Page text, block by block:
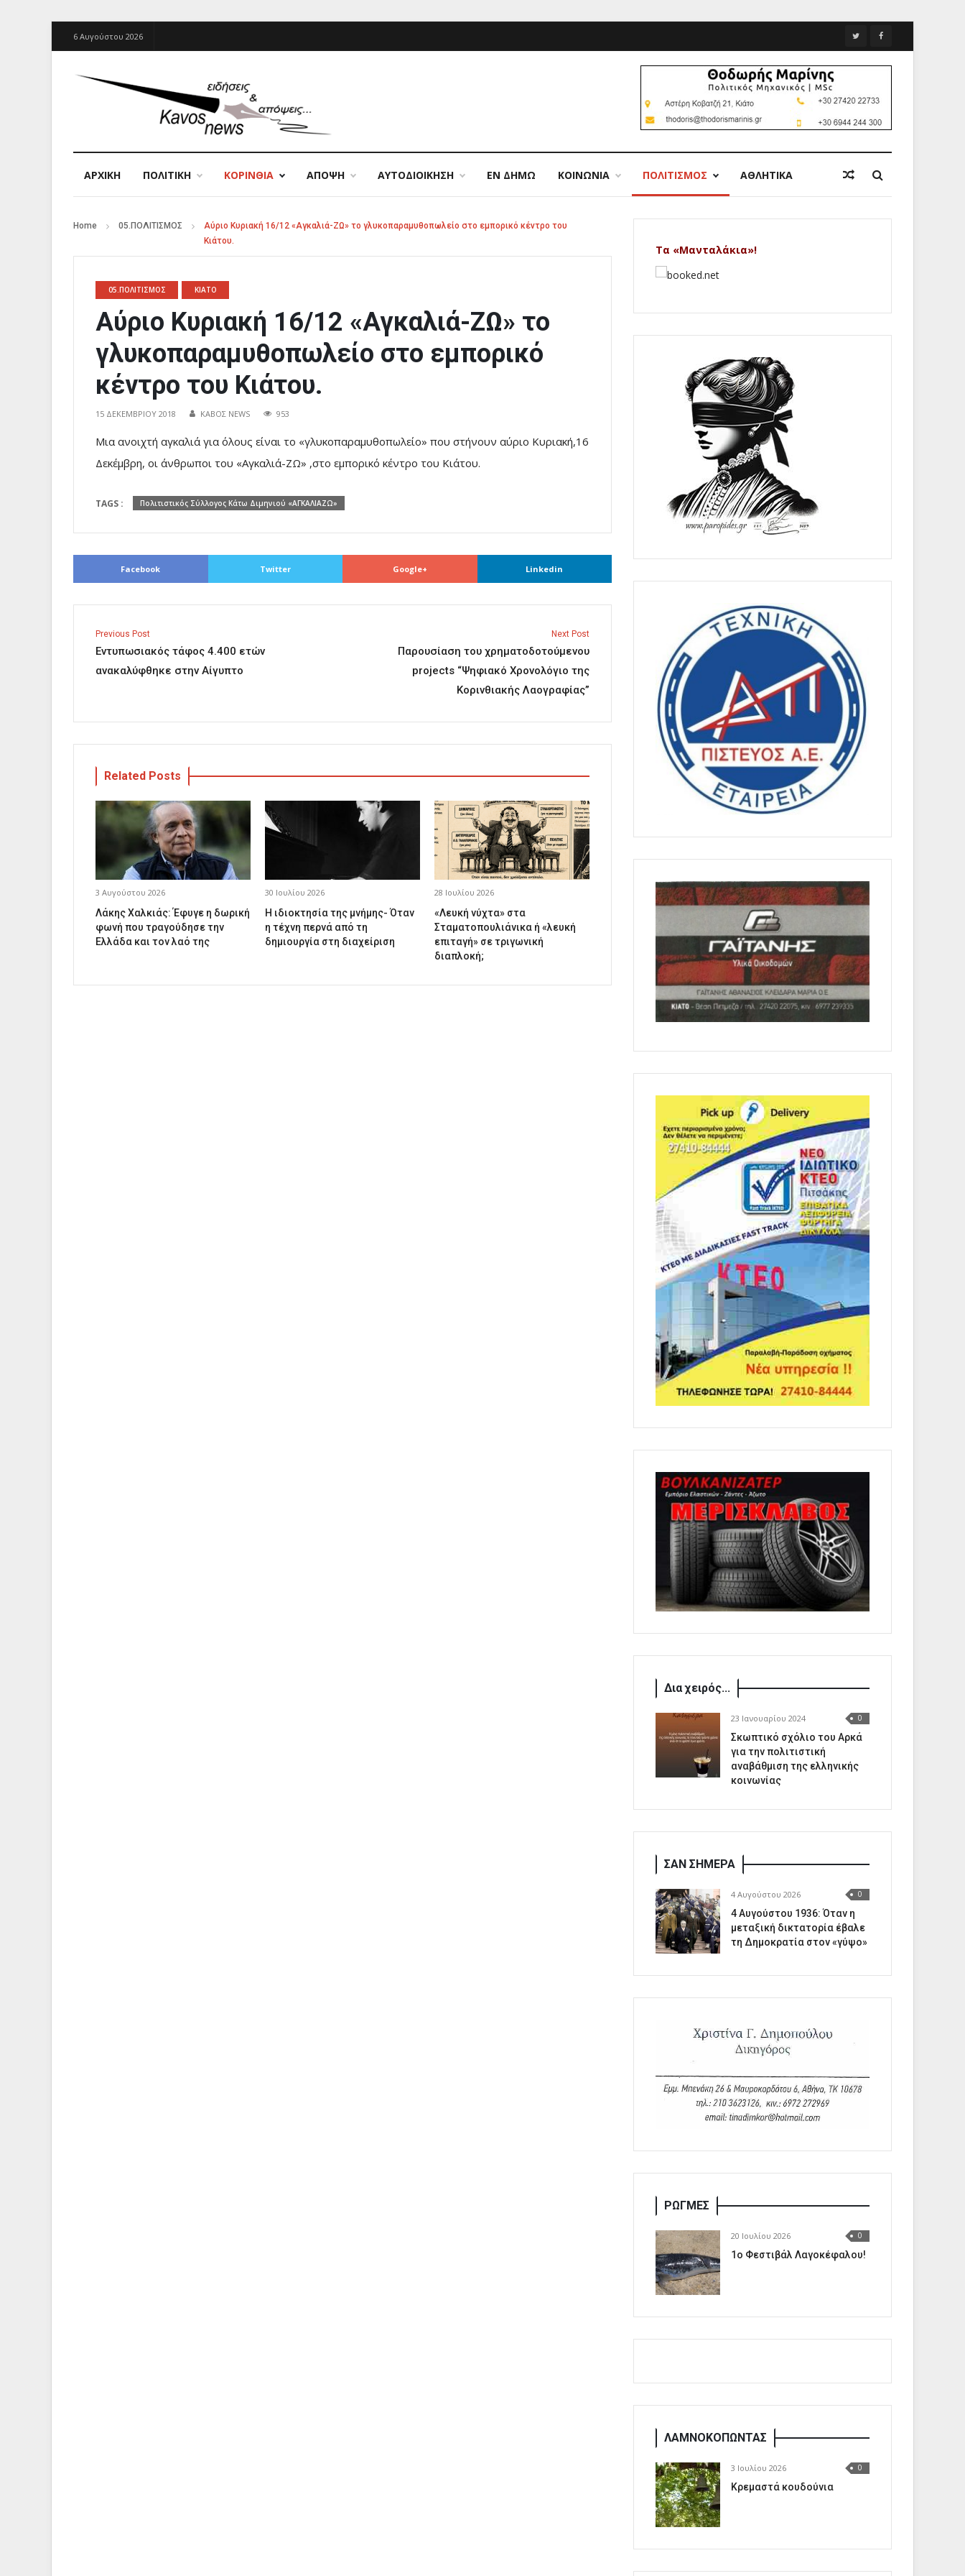
6 Αυγούστου 2026
ΑΡΧΙΚΉ ΠΟΛΙΤΙΚΗ ΚΟΡΙΝΘΙΑ ΑΠΟΨΗ ΑΥΤΟΔΙΟΙΚΗΣΗ ΕΝ ΔΗΜΩ ΚΟΙΝΩΝΙΑ ΠΟΛΙΤΙΣΜΟΣ ΑΘΛΗΤΙΚΑ
Home 05.ΠΟΛΙΤΙΣΜΟΣ
Αύριο Κυριακή 16/12 «Αγκαλιά-ΖΩ» το γλυκοπαραμυθοπωλείο στο εμπορικό κέντρο του
Κιάτου.
05.ΠΟΛΙΤΙΣΜΟΣ ΚΙΑΤΟ
Αύριο Κυριακή 16/12 «Αγκαλιά-ΖΩ» το
γλυκοπαραμυθοπωλείο στο εμπορικό
κέντρο του Κιάτου.
15 ΔΕΚΕΜΒΡΊΟΥ 2018 ΚΑΒΟΣ NEWS 953
Μια ανοιχτή αγκαλιά για όλους είναι το «γλυκοπαραμυθοπωλείο» που στήνουν αύριο Κυριακή,16
Δεκέμβρη, οι άνθρωποι του «Αγκαλιά-ΖΩ» ,στο εμπορικό κέντρο του Κιάτου.
TAGS : Πολιτιστικός Σύλλογος Κάτω Διµηνιού «ΑΓΚΑΛΙΑΖΩ»
Facebook Twitter Google+ Linkedin
Previous Post
Εντυπωσιακός τάφος 4.400 ετών
ανακαλύφθηκε στην Αίγυπτο
Next Post
Παρουσίαση του χρηματοδοτούμενου
projects “Ψηφιακό Χρονολόγιο της
Κορινθιακής Λαογραφίας”
Related Posts
3 Αυγούστου 2026
Λάκης Χαλκιάς: Έφυγε η δωρική
φωνή που τραγούδησε την
Ελλάδα και τον λαό της
30 Ιουλίου 2026
Η ιδιοκτησία της μνήμης- Όταν
η τέχνη περνά από τη
δημιουργία στη διαχείριση
28 Ιουλίου 2026
«Λευκή νύχτα» στα
Σταματοπουλιάνικα ή «λευκή
επιταγή» σε τριγωνική
διαπλοκή;
Τα «Μανταλάκια»!
Δια χειρός...
23 Ιανουαρίου 2024 0
Σκωπτικό σχόλιο του Αρκά
για την πολιτιστική
αναβάθμιση της ελληνικής
κοινωνίας
ΣΑΝ ΣΗΜΕΡΑ
4 Αυγούστου 2026 0
4 Αυγούστου 1936: Όταν η
μεταξική δικτατορία έβαλε
τη Δημοκρατία στον «γύψο»
ΡΩΓΜΕΣ
20 Ιουλίου 2026 0
1o Φεστιβάλ Λαγοκέφαλου!
ΛΑΜΝΟΚΟΠΩΝΤΑΣ
3 Ιουλίου 2026 0
Κρεμαστά κουδούνια